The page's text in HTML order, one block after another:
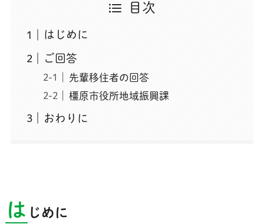
目次
はじめに
ご回答
先輩移住者の回答
橿原市役所地域振興課
おわりに
は じめに